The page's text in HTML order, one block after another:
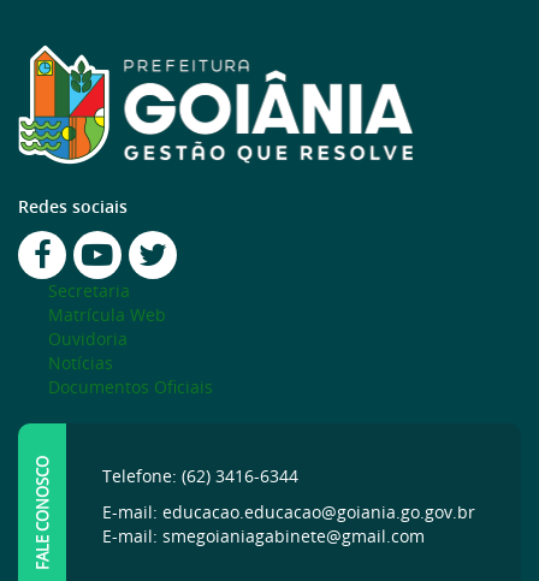
Redes sociais
Secretaria
Matrícula Web
Ouvidoria
Notícias
Documentos Oficiais
FALE CONOSCO
Telefone: (62) 3416-6344
E-mail: educacao.educacao@goiania.go.gov.br
E-mail: smegoianiagabinete@gmail.com